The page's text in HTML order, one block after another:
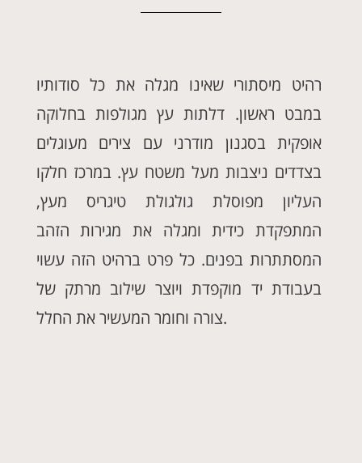
רהיט מיסתורי שאינו מגלה את כל סודותיו
במבט ראשון. דלתות עץ מגולפות בחלוקה
אופקית בסגנון מודרני עם צירים מעוגלים
בצדדים ניצבות מעל משטח עץ. במרכז חלקו
העליון מפוסלת גולגולת טיגריס מעץ,
המתפקדת כידית ומגלה את מגירות הזהב
המסתתרות בפנים. כל פרט ברהיט הזה עשוי
בעבודת יד מוקפדת ויוצר שילוב מרתק של
צורה וחומר המעשיר את החלל.